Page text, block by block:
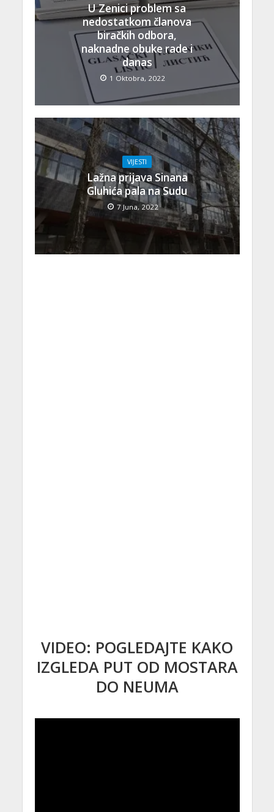
U Zenici problem sa
nedostatkom članova
biračkih odbora,
naknadne obuke rade i
danas
1 Oktobra, 2022
VIJESTI
Lažna prijava Sinana
Gluhića pala na Sudu
7 Juna, 2022
VIDEO: POGLEDAJTE KAKO
IZGLEDA PUT OD MOSTARA
DO NEUMA